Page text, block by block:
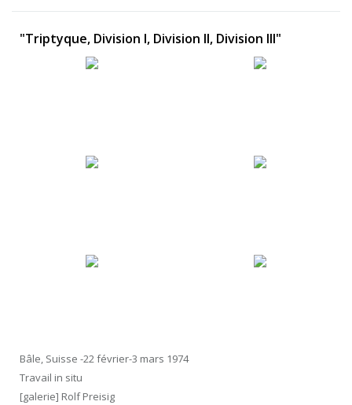
"Triptyque, Division I, Division II, Division III"
Bâle, Suisse -22 février-3 mars 1974
Travail in situ
[galerie] Rolf Preisig